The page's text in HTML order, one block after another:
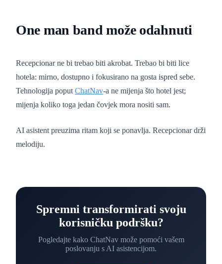
One man band može odahnuti
Recepcionar ne bi trebao biti akrobat. Trebao bi biti lice
hotela: mirno, dostupno i fokusirano na gosta ispred sebe.
Tehnologija poput ChatNav-a ne mijenja što hotel jest;
mijenja koliko toga jedan čovjek mora nositi sam.
AI asistent preuzima ritam koji se ponavlja. Recepcionar drži
melodiju.
Spremni transformirati svoju
korisničku podršku?
Pogledajte kako ChatNav može pomoći vašem
poslovanju s AI asistencijom.